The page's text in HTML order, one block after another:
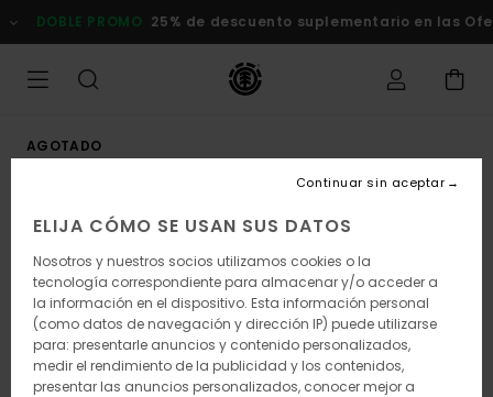
la
DOBLE PROMO 25% de descuento suplementario en las
AGOTADO
ELIJA CÓMO SE USAN SUS DATOS
Nosotros y nuestros socios utilizamos cookies o la
tecnología correspondiente para almacenar y/o acceder a
la información en el dispositivo. Esta información personal
(como datos de navegación y dirección IP) puede utilizarse
para: presentarle anuncios y contenido personalizados,
medir el rendimiento de la publicidad y los contenidos,
presentar las anuncios personalizados, conocer mejor a
Continuar sin aceptar